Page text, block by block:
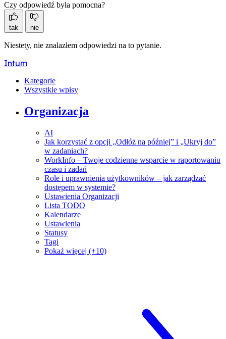
Czy odpowiedź była pomocna?
tak nie
Niestety, nie znalazłem odpowiedzi na to pytanie.
Intum
Kategorie
Wszystkie wpisy
Organizacja
AI
Jak korzystać z opcji „Odłóż na później” i „Ukryj do”
w zadaniach?
WorkInfo – Twoje codzienne wsparcie w raportowaniu
czasu i zadań
Role i uprawnienia użytkowników – jak zarządzać
dostępem w systemie?
Ustawienia Organizacji
Lista TODO
Kalendarze
Ustawienia
Statusy
Tagi
Pokaż więcej (+10)